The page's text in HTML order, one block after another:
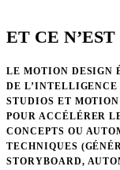
ET CE
LE MOTION DESIGN
DE
STUDIOS ET
POUR ACCÉLÉRER
CONCEPTS OU
TECHNIQUES
STORYBOARD,